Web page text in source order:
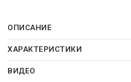
ОПИСАНИЕ
ХАРАКТЕРИСТИКИ
ВИДЕО